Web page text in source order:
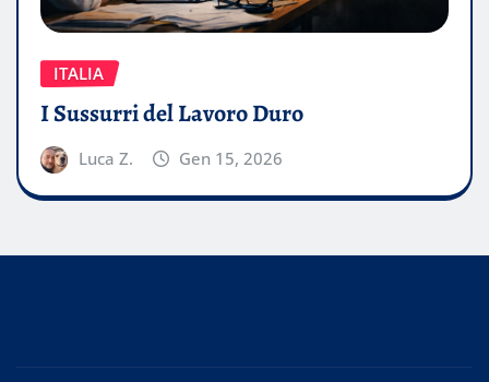
ITALIA
I Sussurri del Lavoro Duro
Luca Z. Gen 15, 2026